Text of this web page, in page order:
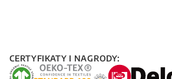
CERTYFIKATY I NAGRODY: